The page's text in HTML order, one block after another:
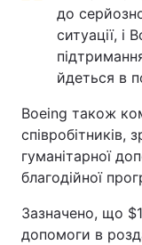
до
ситуації, і
йдеться в
Boeing також
співробітників,
гуманітарної
благодійної
Зазначено, що
допомоги в